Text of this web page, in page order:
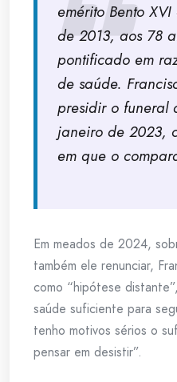
emérito Bento
de 2013, aos 78
pontificado em
de saúde.
presidir o funeral
janeiro de 2023,
em que o
Em meados de 2024,
também ele renunciar,
como “hipótese
saúde suficiente para
tenho motivos sérios o
pensar em desistir”.